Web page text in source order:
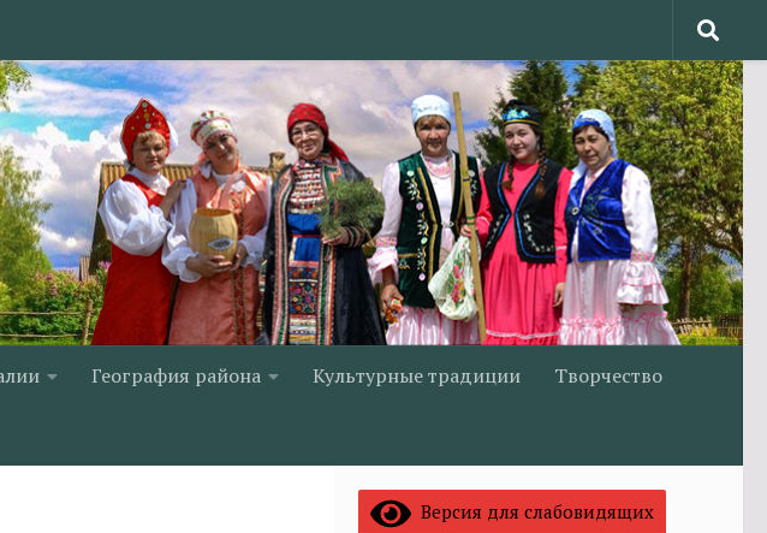
География района Культурные традиции Творчество
Версия для слабовидящих